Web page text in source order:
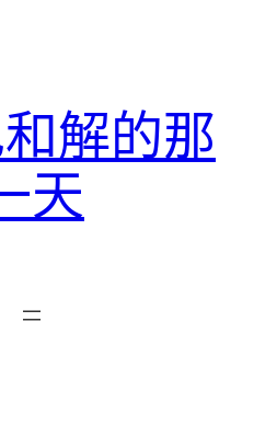
解的那
天